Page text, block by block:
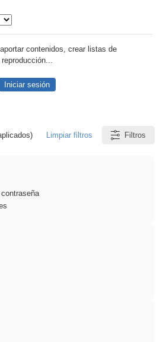
contenidos, crear listas de
reproducción...
Iniciar sesión
Limpiar filtros Filtros